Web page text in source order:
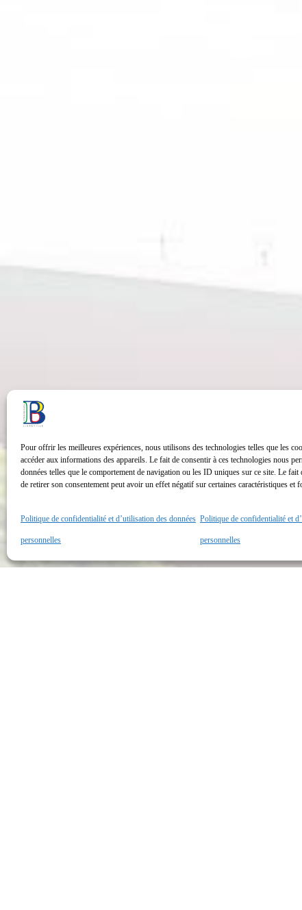
Pour offrir les meilleures expériences, nous utilisons des technologies telles que les
accéder aux informations des appareils. Le fait de consentir à ces technologies nous
données telles que le comportement de navigation ou les ID uniques sur ce site. Le fait
de retirer son consentement peut avoir un effet négatif sur certaines caractéristiques et
Politique de confidentialité et d’utilisation des données
personnelles
Politique de confidentialité et
personnelles